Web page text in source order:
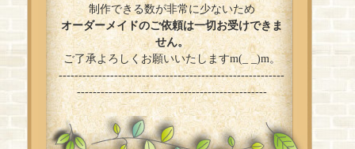
制作できる数が非常に少ないため
オーダーメイドのご依頼は一切お受けできま
せん。
ご了承よろしくお願いいたしますm(_ _)m。
---------------------------------------------------------
------------------------------------------------